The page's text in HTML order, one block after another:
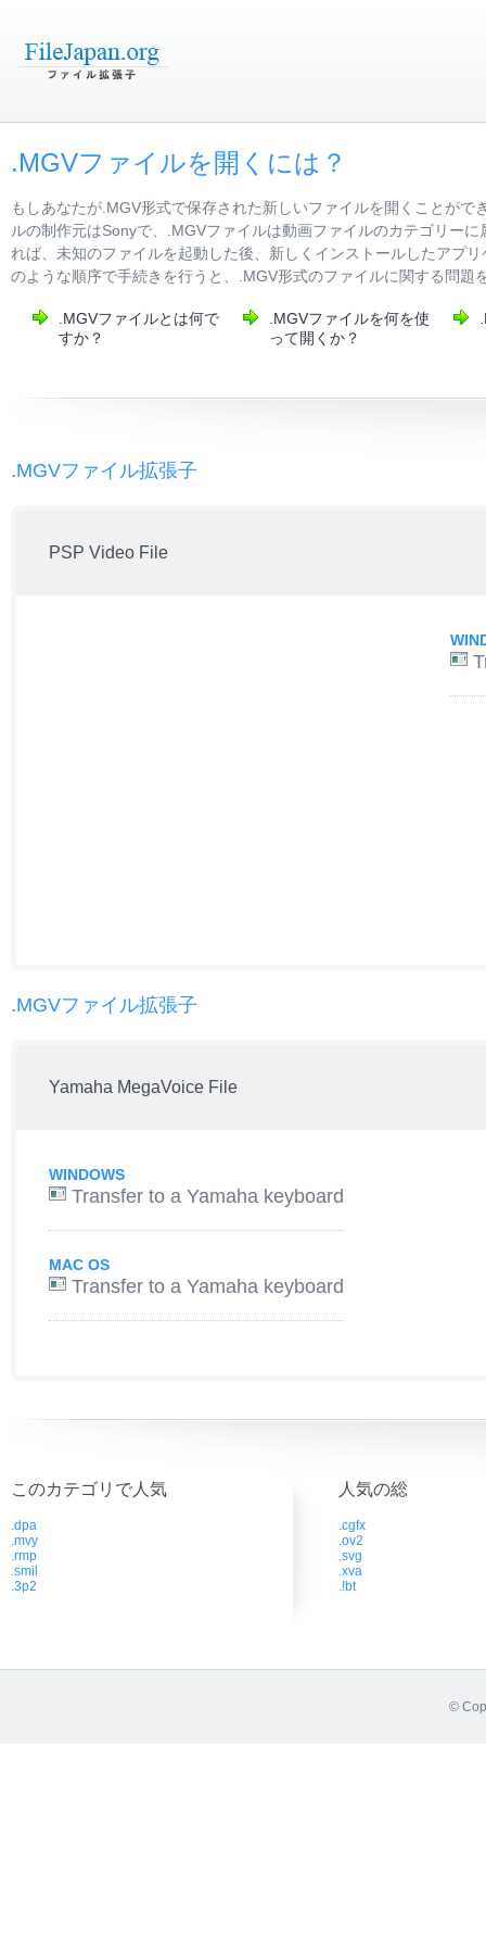
.MGVファイルを開くには？
もしあなたが.MGV形式で保存された新しいファイルを開くことが
ルの制作元はSonyで、.MGVファイルは動画ファイルのカテゴリー
れば、未知のファイルを起動した後、新しくインストールしたアプ
のような順序で手続きを行うと、.MGV形式のファイルに関する問題
.MGVファイルとは何で
すか？
.MGVファイルを何を使
って開くか？
.MGVファイル拡張子
PSP Video File
.MGVファイル拡張子
Yamaha MegaVoice File
WINDOWS
Transfer to a Yamaha keyboard
MAC OS
Transfer to a Yamaha keyboard
このカテゴリで人気
.dpa
.mvy
.rmp
.smil
.3p2
人気の総
.cgfx
.ov2
.svg
.xva
.!bt
©